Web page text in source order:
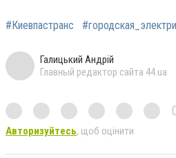
#Киевпастранс
Галицький Андрій
Главный редактор сайта 44.ua
Авторизуйтесь, щоб оцінити